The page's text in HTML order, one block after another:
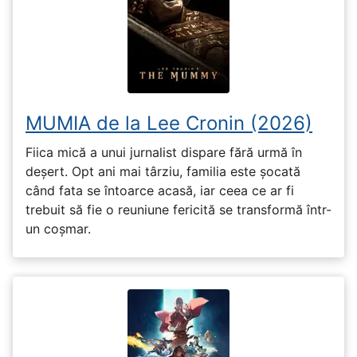
MUMIA de la Lee Cronin (2026)
Fiica mică a unui jurnalist dispare fără urmă în
deșert. Opt ani mai târziu, familia este șocată
când fata se întoarce acasă, iar ceea ce ar fi
trebuit să fie o reuniune fericită se transformă într-
un coșmar.